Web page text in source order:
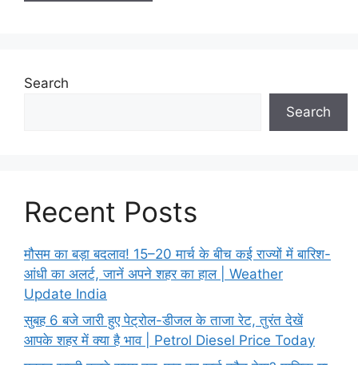
Search
Search
Recent Posts
मौसम का बड़ा बदलाव! 15–20 मार्च के बीच कई राज्यों में बारिश-
आंधी का अलर्ट, जानें अपने शहर का हाल | Weather
Update India
सुबह 6 बजे जारी हुए पेट्रोल-डीजल के ताजा रेट, तुरंत देखें
आपके शहर में क्या है भाव | Petrol Diesel Price Today